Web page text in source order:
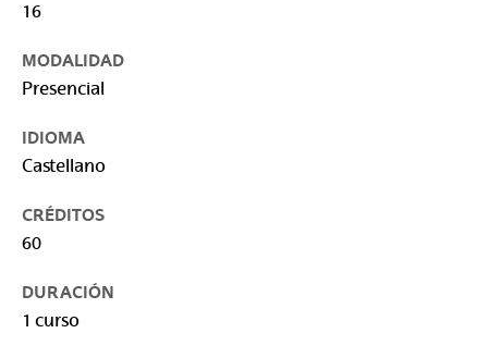
16
MODALIDAD
Presencial
IDIOMA
Castellano
CRÉDITOS
60
DURACIÓN
1 curso